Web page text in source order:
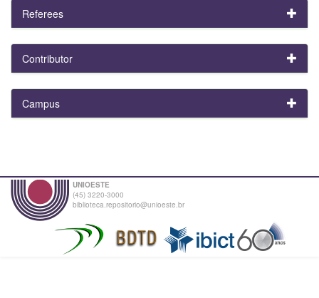
Referees
Contributor
Campus
UNIOESTE
(45) 3220-3000
biblioteca.repositorio@unioeste.br